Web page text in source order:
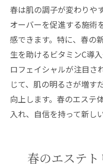
春は肌の調子が変わりや
オーバーを促進する施術
感できます。特に、春の
生を助けるビタミンC導
ロフェイシャルが注目さ
じて、肌の明るさが増す
向上します。春のエステ
入れ、自信を持って新し
春のエステ